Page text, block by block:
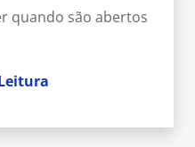
quando são abertos